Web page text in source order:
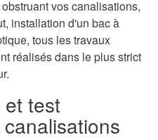
vos canalisations,
installation d'un bac à
tous les travaux
réalisés dans le plus strict
test